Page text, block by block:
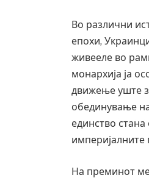
Во различни
епохи,
живееле во
монархија ја
движење уште
обединување
единство
империјалните
На преминот